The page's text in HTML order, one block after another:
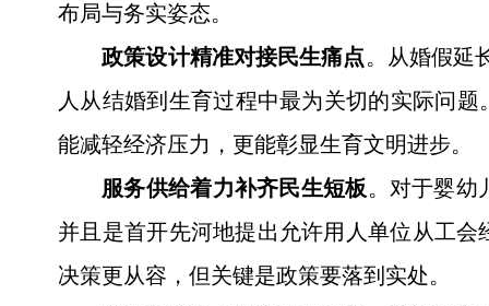
布局与务实姿态。
政策设计精准对接民生痛点。从婚假延
人从结婚到生育过程中最为关切的实际问
能减轻经济压力，更能彰显生育文明进步。
服务供给着力补齐民生短板 。对于婴幼
并且是首开先河地提出允许用人单位从工
决策更从容，但关键是政策要落到实处。